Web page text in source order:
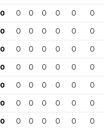
0 0 0 0 0 0 0
0 0 0 0 0 0 0
0 0 0 0 0 0 0
0 0 0 0 0 0 0
0 0 0 0 0 0 0
0 0 0 0 0 0 0
0 0 0 0 0 0 0